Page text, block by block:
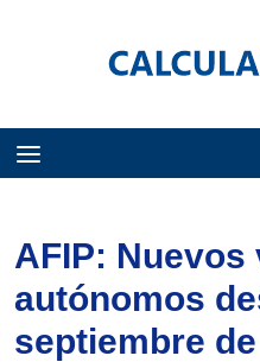
AFIP: Nuevos
autónomos
septiembre